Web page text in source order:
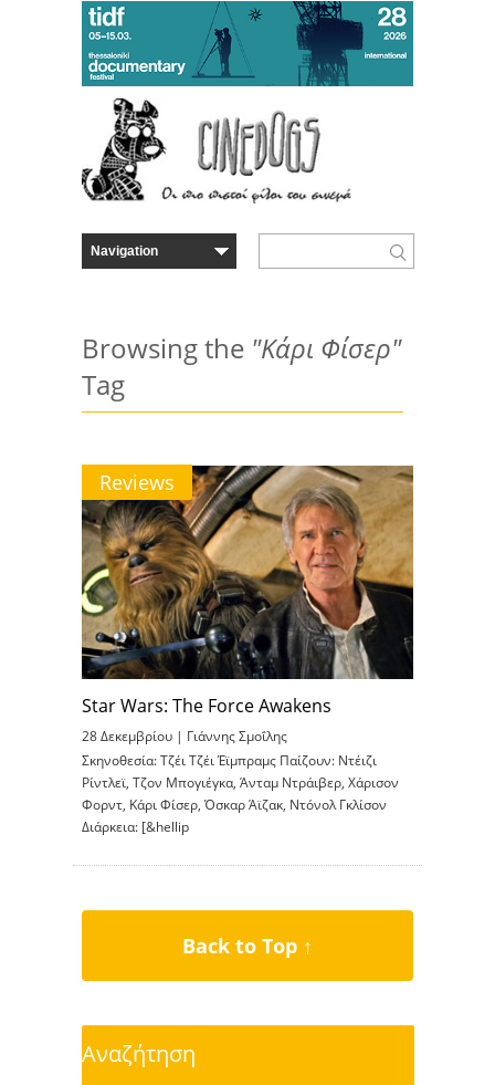
Browsing the "Κάρι Φίσερ"
Tag
Reviews
Star Wars: The Force Awakens
28 Δεκεμβρίου | Γιάννης Σμοΐλης
Σκηνοθεσία: Τζέι Τζέι Έϊμπραμς Παίζουν: Ντέιζι
Ρίντλεϊ, Τζον Μπογιέγκα, Άνταμ Ντράιβερ, Χάρισον
Φορντ, Κάρι Φίσερ, Όσκαρ Άϊζακ, Ντόνολ Γκλίσον
Διάρκεια: [&hellip
Back to Top ↑
Αναζήτηση